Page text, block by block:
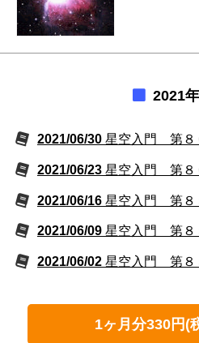
2021
2021/06/30 星空入門 第８
2021/06/23 星空入門 第８
2021/06/16 星空入門 第８
2021/06/09 星空入門 第８
2021/06/02 星空入門 第８
1ヶ月分330円(